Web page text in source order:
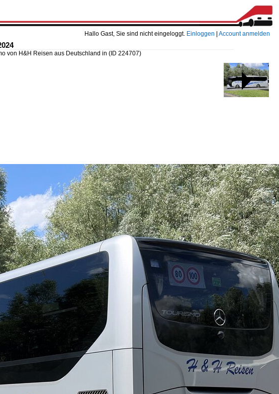
Hallo Gast, Sie sind nicht eingeloggt. Einloggen Account anmelden
von H&H Reisen aus Deutschland in (ID 224707)